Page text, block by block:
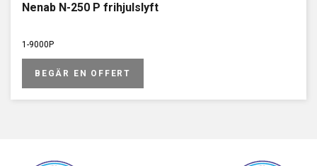
Nenab N-250 P frihjulslyft
1-9000P
BEGÄR EN OFFERT